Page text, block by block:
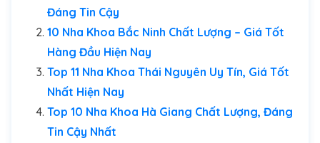
Đáng Tin Cậy
10 Nha Khoa Bắc Ninh Chất Lượng – Giá Tốt
Hàng Đầu Hiện Nay
Top 11 Nha Khoa Thái Nguyên Uy Tín, Giá Tốt
Nhất Hiện Nay
Top 10 Nha Khoa Hà Giang Chất Lượng, Đáng
Tin Cậy Nhất